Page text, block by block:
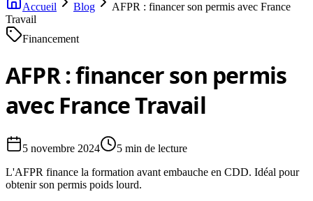
Accueil
Blog
AFPR : financer son permis avec France
Travail
Financement
AFPR : financer son permis
avec France Travail
5 novembre 2024 5 min de lecture
L'AFPR finance la formation avant embauche en CDD. Idéal pour
obtenir son permis poids lourd.